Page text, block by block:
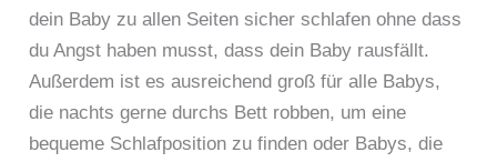
dein Baby zu allen Seiten sicher schlafen ohne dass
du Angst haben musst, dass dein Baby rausfällt.
Außerdem ist es ausreichend groß für alle Babys,
die nachts gerne durchs Bett robben, um eine
bequeme Schlafposition zu finden oder Babys, die